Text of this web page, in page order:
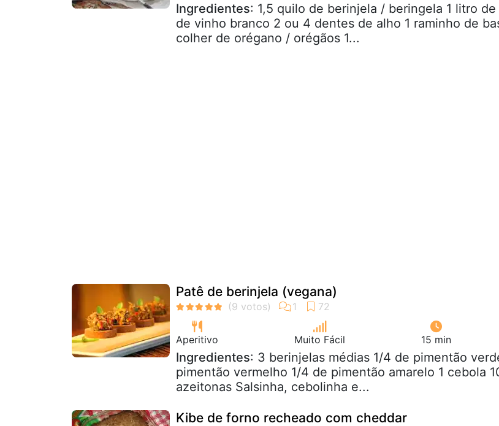
Ingredientes: 1,5 quilo de berinjela / beringela 1 litro
de vinho branco 2 ou 4 dentes de alho 1 raminho de
colher de orégano / orégãos 1...
Patê de berinjela (vegana)
Aperitivo Muito Fácil 15 min
Ingredientes: 3 berinjelas médias 1/4 de pimentão
pimentão vermelho 1/4 de pimentão amarelo 1 cebola
azeitonas Salsinha, cebolinha e...
Kibe de forno recheado com cheddar